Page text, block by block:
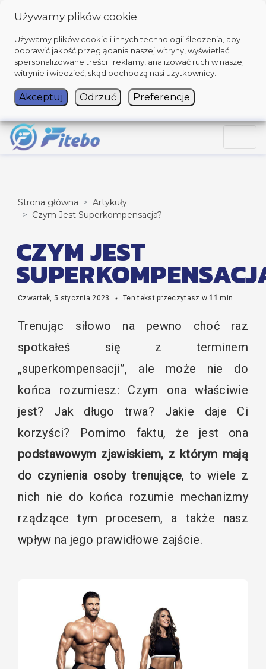
Używamy plików cookie
Używamy plików cookie i innych technologii śledzenia, aby
poprawić jakość przeglądania naszej witryny, wyświetlać
spersonalizowane treści i reklamy, analizować ruch w naszej
witrynie i wiedzieć, skąd pochodzą nasi użytkownicy.
Akceptuj Odrzuć Preferencje
Strona główna
Artykuły
Czym Jest Superkompensacja?
CZYM JEST
Czwartek, 5 stycznia 2023 Ten tekst przeczytasz w11 min.
Trenując siłowo na pewno choć raz
spotkałeś się z terminem
„superkompensacji”, ale może nie do
końca rozumiesz: Czym ona właściwie
jest? Jak długo trwa? Jakie daje Ci
korzyści? Pomimo faktu, że jest ona
podstawowym zjawiskiem, z którym mają
do czynienia osoby trenujące, to wiele z
nich nie do końca rozumie mechanizmy
rządzące tym procesem, a także nasz
wpływ na jego prawidłowe zajście.